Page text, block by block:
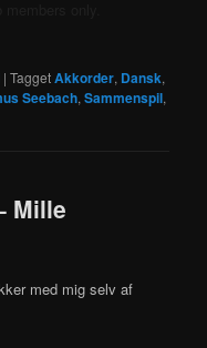
|TaggetAkkorder, Dansk,
Seebach,Sammenspil,
Mille
med mig selv af